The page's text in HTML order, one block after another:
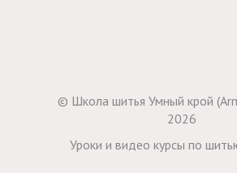
© Школа шитья Умный крой
2026
Уроки и видео курсы по